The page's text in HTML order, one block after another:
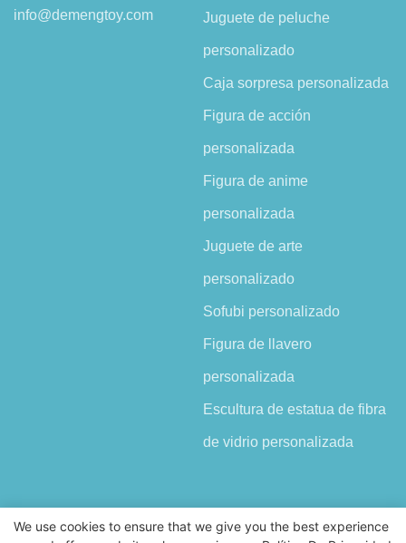
info@demengtoy.com Juguete de peluche
personalizado
Caja sorpresa personalizada
Figura de acción
personalizada
Figura de anime
personalizada
Juguete de arte
personalizado
Sofubi personalizado
Figura de llavero
personalizada
Escultura de estatua de fibra
de vidrio personalizada
We use cookies to ensure that we give you the best experience